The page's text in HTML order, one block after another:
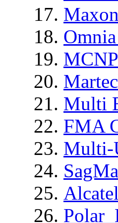
Multi
FMA
Multi-